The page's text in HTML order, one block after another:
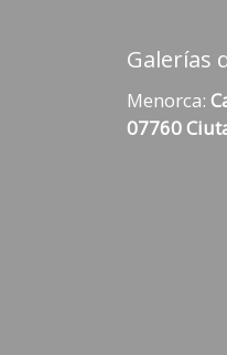
Galerías
Menorca:
07760